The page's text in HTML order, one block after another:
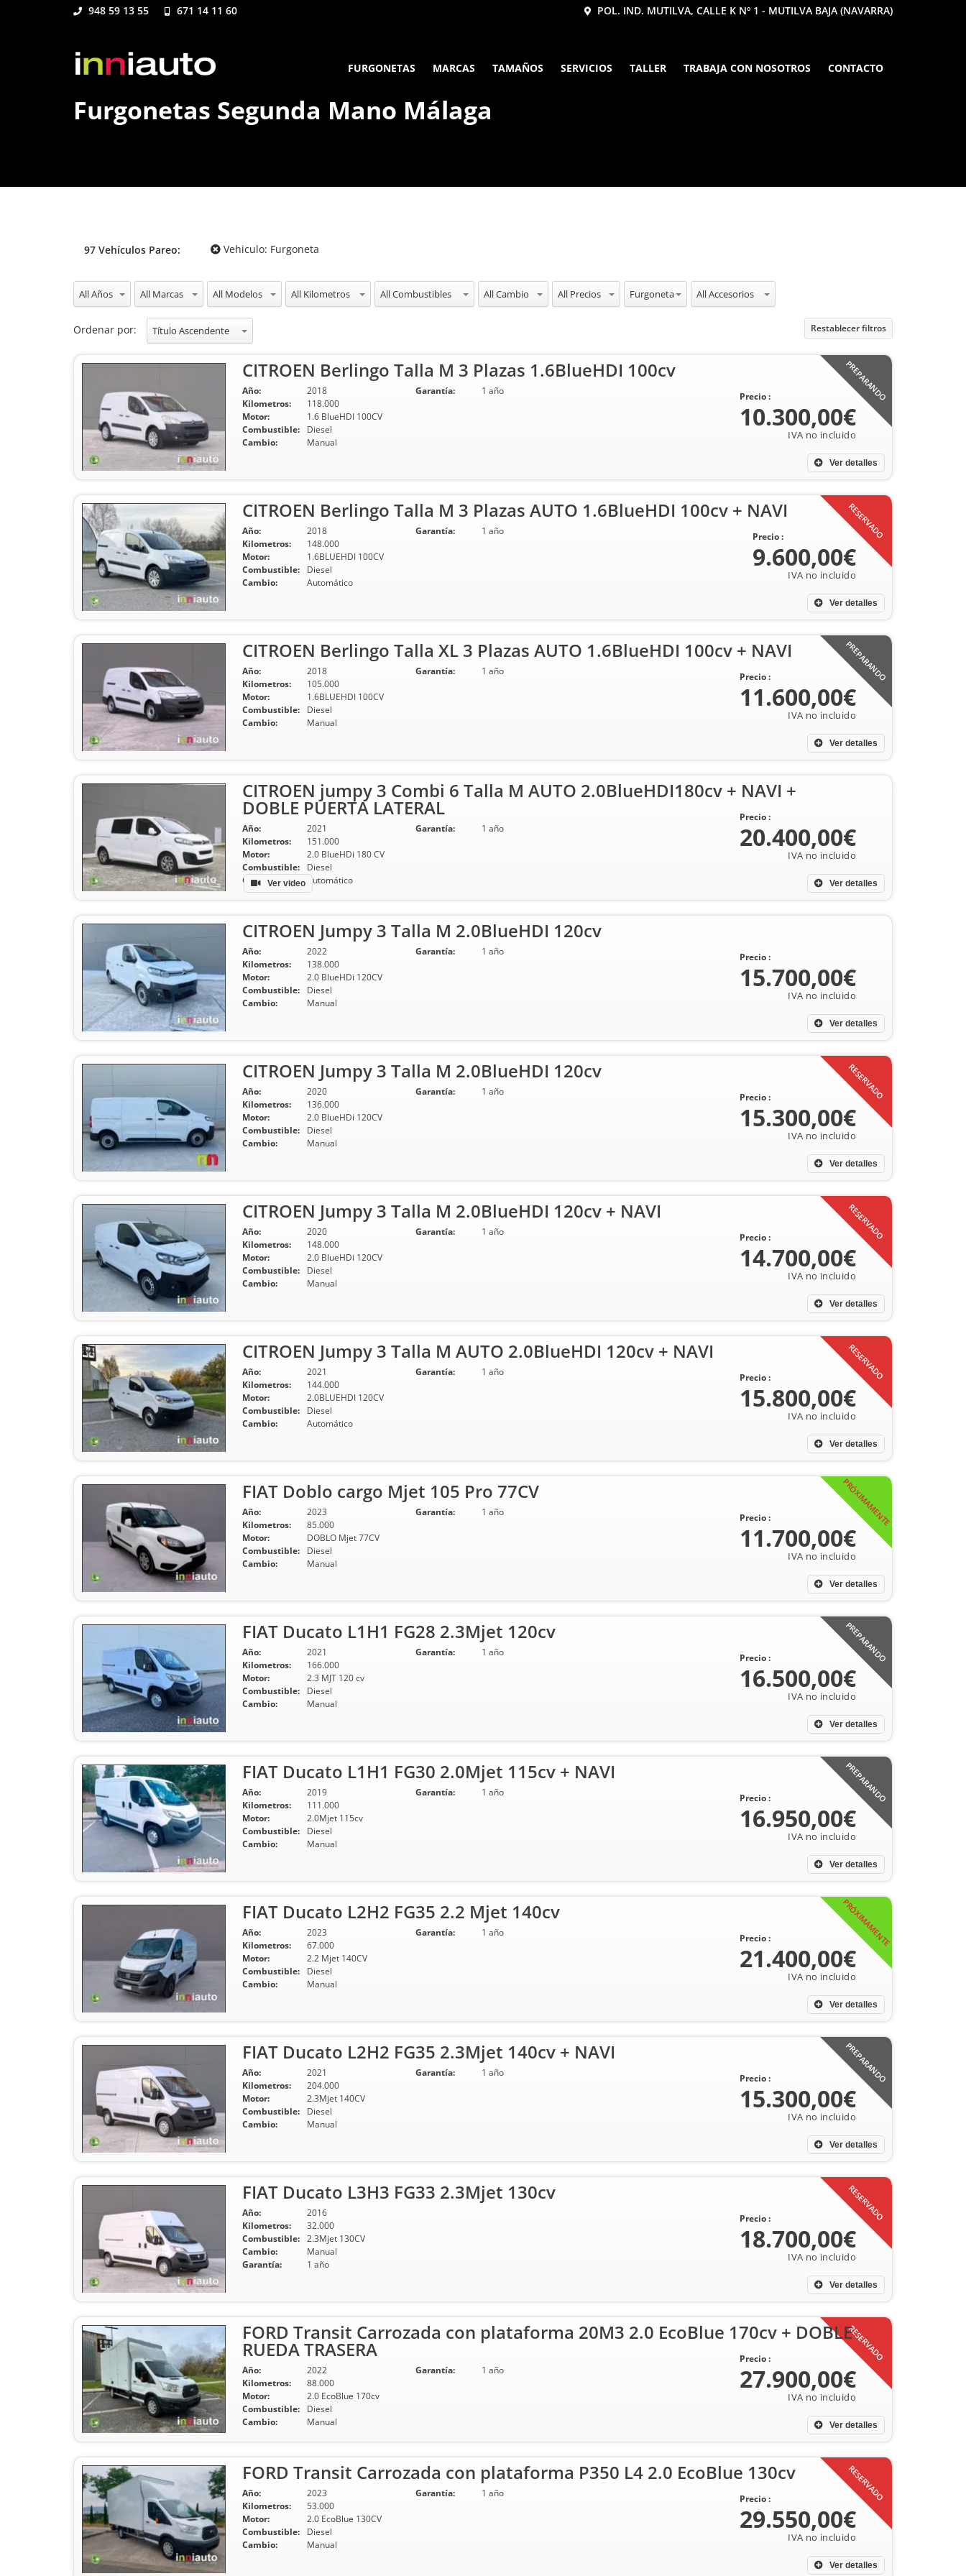
948 59 13 55 671 14 11 60 POL. IND. MUTILVA, CALLE K Nº 1 - MUTILVA BAJA (NAVARRA)
FURGONETAS MARCAS TAMAÑOS SERVICIOS TALLER TRABAJA CON NOSOTROS CONTACTO
Furgonetas Segunda Mano Málaga
97 Vehículos Pareo: Vehiculo: Furgoneta
All Años All Marcas All Modelos All Kilometros All Combustibles All Cambio All Precios All Vehiculos
Furgoneta All Accesorios
Ordenar por: Título Ascendente Restablecer filtros
PREPARANDO
CITROEN Berlingo Talla M 3 Plazas 1.6BlueHDI 100cv
Año:
2018
Kilometros:
118.000
Motor:
1.6 BlueHDI 100CV
Combustible:
Diesel
Cambio:
Manual
Garantía: 1 año
Ver detalles
Precio :
10.300,00€
RESERVADO
CITROEN Berlingo Talla M 3 Plazas AUTO 1.6BlueHDI 100cv + NAVI
Año:
2018
Kilometros:
148.000
Motor:
1.6BLUEHDI 100CV
Combustible:
Diesel
Cambio:
Automático
Garantía: 1 año
Ver detalles
Precio :
9.600,00€
PREPARANDO
CITROEN Berlingo Talla XL 3 Plazas AUTO 1.6BlueHDI 100cv + NAVI
Año:
2018
Kilometros:
105.000
Motor:
1.6BLUEHDI 100CV
Combustible:
Diesel
Cambio:
Manual
Garantía: 1 año
Ver detalles
Precio :
11.600,00€
CITROEN jumpy 3 Combi 6 Talla M AUTO 2.0BlueHDI180cv + NAVI +
DOBLE PUERTA LATERAL
Año:
2021
Kilometros:
151.000
Motor:
2.0 BlueHDi 180 CV
Combustible:
Diesel
Cambio:
Automático
Garantía: 1 año
Ver detalles
Precio :
20.400,00€
Ver video
CITROEN Jumpy 3 Talla M 2.0BlueHDI 120cv
Año:
2022
Kilometros:
138.000
Motor:
2.0 BlueHDi 120CV
Combustible:
Diesel
Cambio:
Manual
Garantía: 1 año
Ver detalles
Precio :
15.700,00€
RESERVADO
CITROEN Jumpy 3 Talla M 2.0BlueHDI 120cv
Año:
2020
Kilometros:
136.000
Motor:
2.0 BlueHDi 120CV
Combustible:
Diesel
Cambio:
Manual
Garantía: 1 año
Ver detalles
Precio :
15.300,00€
RESERVADO
CITROEN Jumpy 3 Talla M 2.0BlueHDI 120cv + NAVI
Año:
2020
Kilometros:
148.000
Motor:
2.0 BlueHDi 120CV
Combustible:
Diesel
Cambio:
Manual
Garantía: 1 año
Ver detalles
Precio :
14.700,00€
RESERVADO
CITROEN Jumpy 3 Talla M AUTO 2.0BlueHDI 120cv + NAVI
Año:
2021
Kilometros:
144.000
Motor:
2.0BLUEHDI 120CV
Combustible:
Diesel
Cambio:
Automático
Garantía: 1 año
Ver detalles
Precio :
15.800,00€
PRÓXIMAMENTE
FIAT Doblo cargo Mjet 105 Pro 77CV
Año:
2023
Kilometros:
85.000
Motor:
DOBLO Mjet 77CV
Combustible:
Diesel
Cambio:
Manual
Garantía: 1 año
Ver detalles
Precio :
11.700,00€
PREPARANDO
FIAT Ducato L1H1 FG28 2.3Mjet 120cv
Año:
2021
Kilometros:
166.000
Motor:
2.3 MJT 120 cv
Combustible:
Diesel
Cambio:
Manual
Garantía: 1 año
Ver detalles
Precio :
16.500,00€
PREPARANDO
FIAT Ducato L1H1 FG30 2.0Mjet 115cv + NAVI
Año:
2019
Kilometros:
111.000
Motor:
2.0Mjet 115cv
Combustible:
Diesel
Cambio:
Manual
Garantía: 1 año
Ver detalles
Precio :
16.950,00€
PRÓXIMAMENTE
FIAT Ducato L2H2 FG35 2.2 Mjet 140cv
Año:
2023
Kilometros:
67.000
Motor:
2.2 Mjet 140CV
Combustible:
Diesel
Cambio:
Manual
Garantía: 1 año
Ver detalles
Precio :
21.400,00€
PREPARANDO
FIAT Ducato L2H2 FG35 2.3Mjet 140cv + NAVI
Año:
2021
Kilometros:
204.000
Motor:
2.3Mjet 140CV
Combustible:
Diesel
Cambio:
Manual
Garantía: 1 año
Ver detalles
Precio :
15.300,00€
RESERVADO
FIAT Ducato L3H3 FG33 2.3Mjet 130cv
Año:
2016
Kilometros:
32.000
Combustible: 2.3Mjet 130CV
Cambio:
Manual
Garantía:
1 año
Ver detalles
Precio :
18.700,00€
RESERVADO
FORD Transit Carrozada con plataforma 20M3 2.0 EcoBlue 170cv + DOBLE
RUEDA TRASERA
Año:
2022
Kilometros:
88.000
Motor:
2.0 EcoBlue 170cv
Combustible:
Diesel
Cambio:
Manual
Garantía: 1 año
Ver detalles
Precio :
27.900,00€
RESERVADO
FORD Transit Carrozada con plataforma P350 L4 2.0 EcoBlue 130cv
Año:
2023
Kilometros:
53.000
Motor:
2.0 EcoBlue 130CV
Combustible:
Diesel
Cambio:
Manual
Garantía: 1 año
Ver detalles
Precio :
29.550,00€